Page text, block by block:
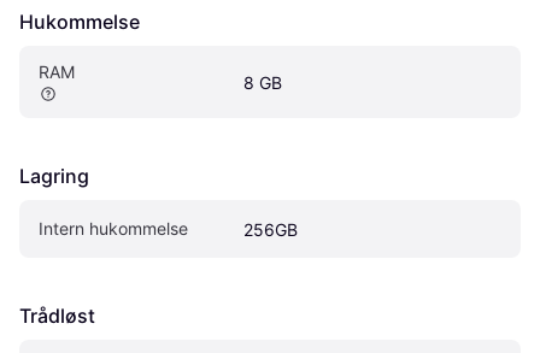
Hukommelse
RAM
8 GB
Lagring
Intern hukommelse 256GB
Trådløst